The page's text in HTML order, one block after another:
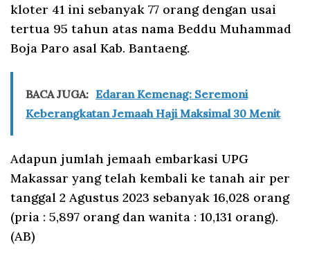
kloter 41 ini sebanyak 77 orang dengan usai
tertua 95 tahun atas nama Beddu Muhammad
Boja Paro asal Kab. Bantaeng.
BACA JUGA: Edaran Kemenag: Seremoni
Keberangkatan Jemaah Haji Maksimal 30 Menit
Adapun jumlah jemaah embarkasi UPG
Makassar yang telah kembali ke tanah air per
tanggal 2 Agustus 2023 sebanyak 16,028 orang
(pria : 5,897 orang dan wanita : 10,131 orang).
(AB)